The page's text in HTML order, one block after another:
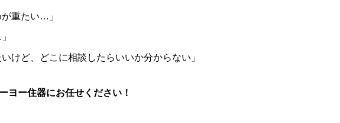
が重たい…」
けど、どこに相談したらいいか分からない」
ヨー住器にお任せください！